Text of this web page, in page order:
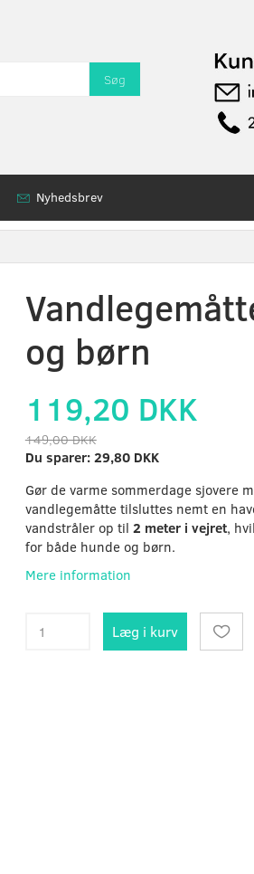
Søg
Nyhedsbrev
og børn
119,20 DKK
149,00 DKK
Du sparer: 29,80 DKK
Gør de varme sommerdage sjovere
vandlegemåtte tilsluttes nemt en
vandstråler op til 2 meter i vejret,
for både hunde og børn.
Mere information
Læg i kurv